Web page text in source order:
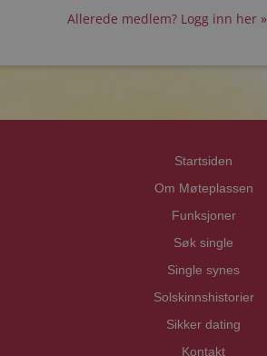
Allerede medlem? Logg inn her »
Startsiden
Om Møteplassen
Funksjoner
Søk single
Single synes
Solskinnshistorier
Sikker dating
Kontakt